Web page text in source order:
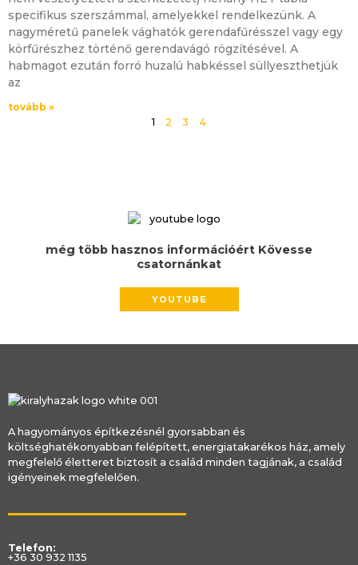
specifikus szerszámmal, amelyekkel rendelkezünk. A
nagyméretű panelek vághatók gerendafűrésszel vagy egy
körfűrészhez történő gerendavágó rögzítésével. A
habmagot ezután forró huzalú habkéssel süllyeszthetjük
az
tovább »
1
2 3 4
még több hasznos információért Kövesse
csatornánkat
YOUTUBE
A hagyományos építkezésnél gyorsabban és
költséghatékonyabban felépített, energiatakarékos ház, amely
megfelelő életteret biztosít a család minden tagjának, a család
igényeinek megfelelően.
Telefon:
+36 30 932 1135